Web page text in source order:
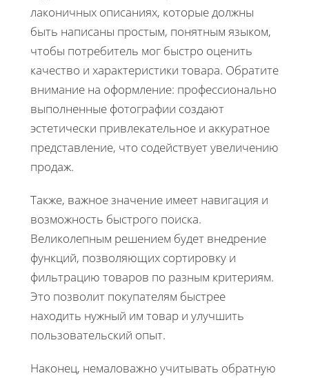
лаконичных описаниях, которые должны
быть написаны простым, понятным языком,
чтобы потребитель мог быстро оценить
качество и характеристики товара. Обратите
внимание на оформление: профессионально
выполненные фотографии создают
эстетически привлекательное и аккуратное
представление, что содействует увеличению
продаж.
Также, важное значение имеет навигация и
возможность быстрого поиска.
Великолепным решением будет внедрение
функций, позволяющих сортировку и
фильтрацию товаров по разным критериям.
Это позволит покупателям быстрее
находить нужный им товар и улучшить
пользовательский опыт.
Наконец, немаловажно учитывать обратную